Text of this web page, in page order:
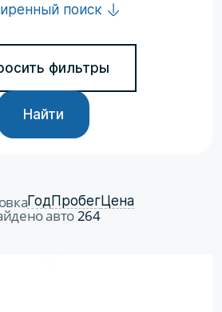
поиск
фильтры
Найти
ГодПробегЦена
авто264